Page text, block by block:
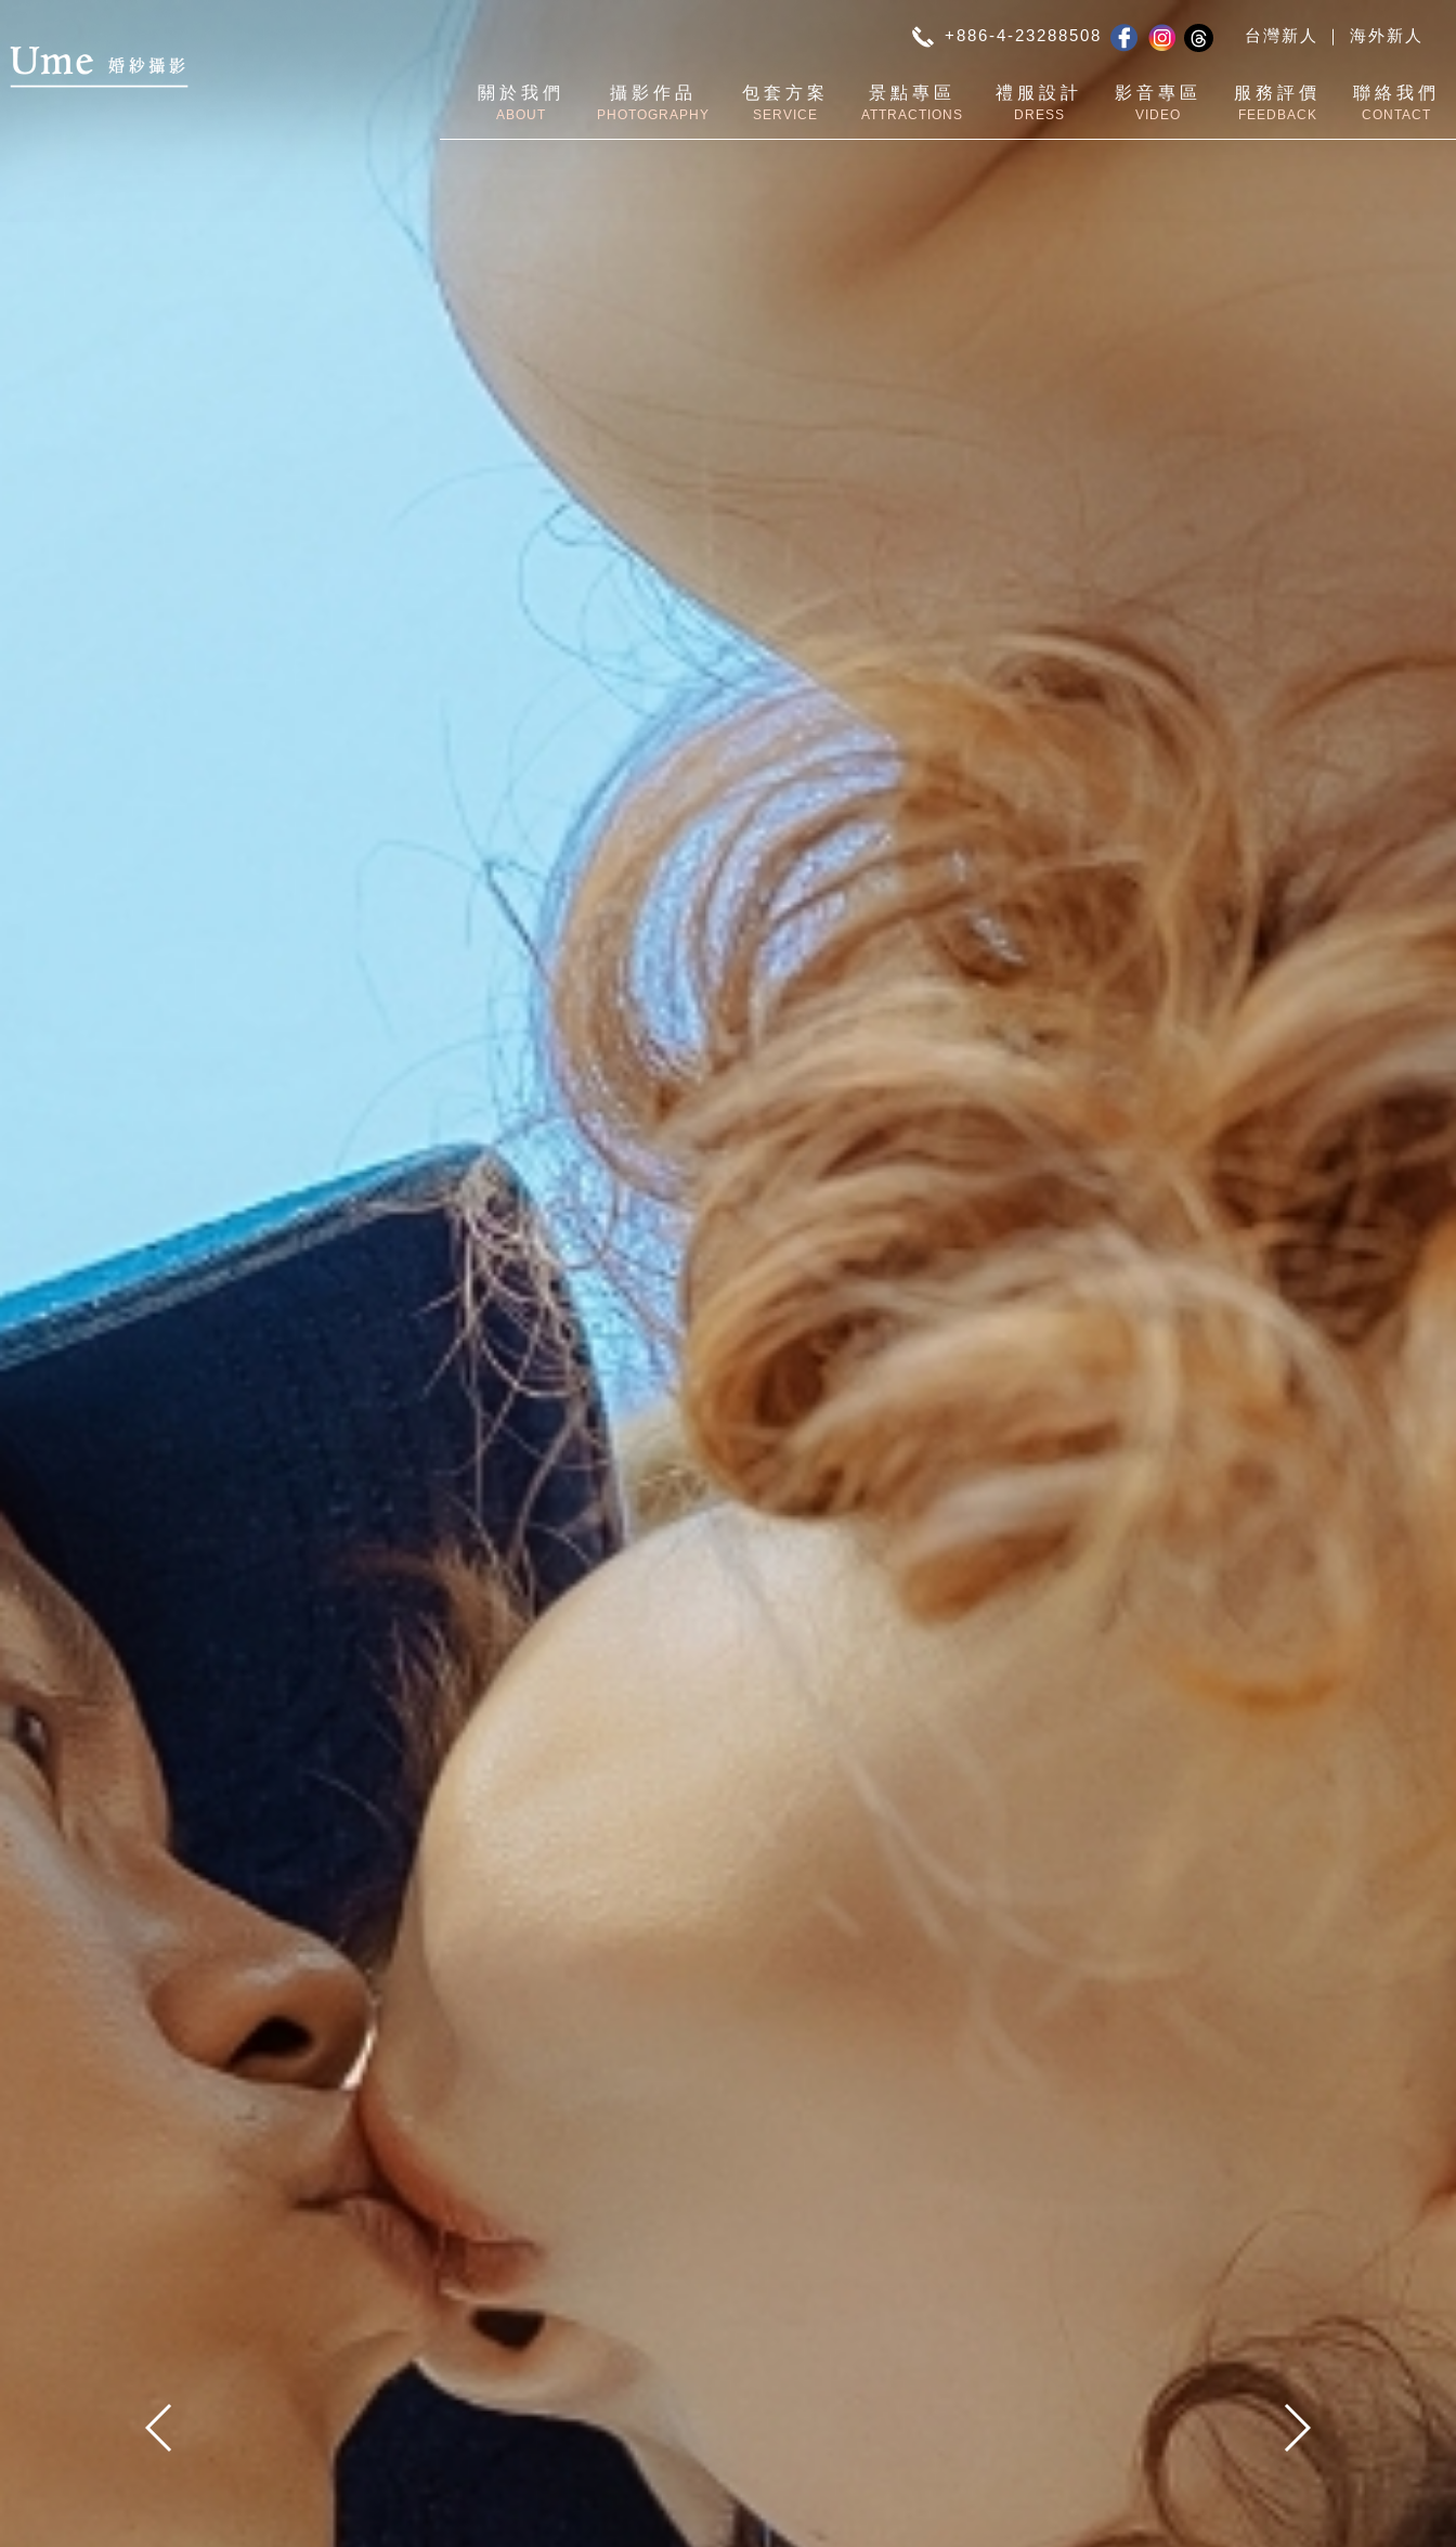
+886-4-23288508 Threads台灣新人 海外新人
關於我們
ABOUT
攝影作品
PHOTOGRAPHY
包套方案
SERVICE
景點專區
ATTRACTIONS
禮服設計
DRESS
影音專區
VIDEO
服務評價
FEEDBACK
聯絡我們
CONTACT